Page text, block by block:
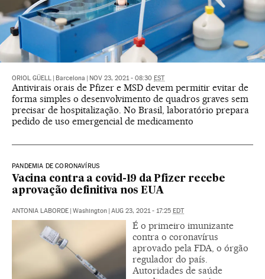
ORIOL GÜELL Barcelona NOV 23, 2021 - 08:30 EST
Antivirais orais de Pfizer e MSD devem permitir evitar de
forma simples o desenvolvimento de quadros graves sem
precisar de hospitalização. No Brasil, laboratório prepara
pedido de uso emergencial de medicamento
PANDEMIA DE CORONAVÍRUS
Vacina contra a covid-19 da Pfizer recebe
aprovação definitiva nos EUA
ANTONIA LABORDE Washington AUG 23, 2021 - 17:25 EDT
É o primeiro imunizante
contra o coronavírus
aprovado pela FDA, o órgão
regulador do país.
Autoridades de saúde